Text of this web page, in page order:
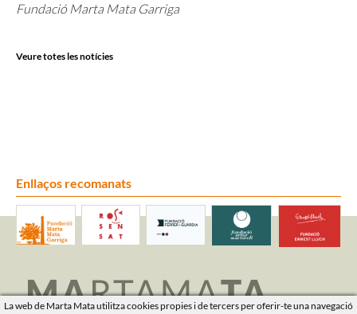
La web de Marta Mata utilitza cookies propies i de tercers per oferir-te una navegació
Fundació Marta Mata Garriga
Veure totes les notícies
Enllaços recomanats